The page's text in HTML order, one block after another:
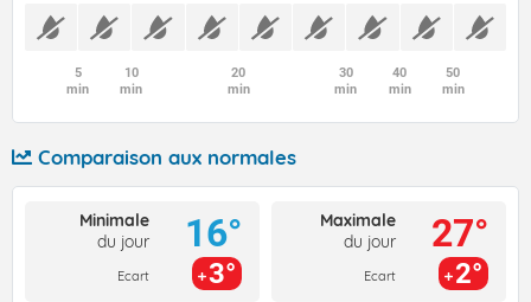
5
min
10
min
20
min
30
min
40
min
50
min
Comparaison aux normales
Minimale
du jour
Ecart
16°
3°
Maximale
du jour
Ecart
27°
2°